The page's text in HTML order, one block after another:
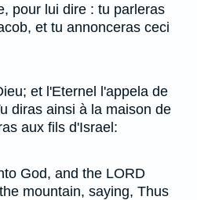
pour lui dire : tu parleras
et tu annonceras ceci
et l'Eternel l'appela de
diras ainsi à la maison de
aux fils d'Israel:
God, and the LORD
mountain, saying, Thus